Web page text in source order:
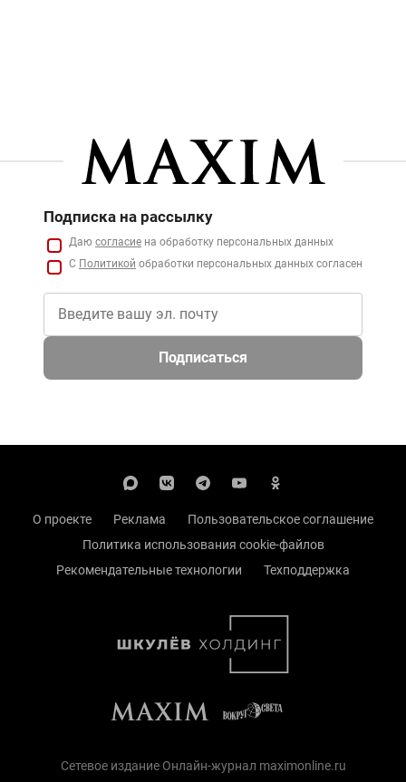
Подписка на рассылку
Даю согласие на обработку персональных данных
С Политикой обработки персональных данных согласен
Подписаться
О проекте Реклама
Пользовательское соглашение
Политика использования cookie-файлов
Рекомендательные технологии
Техподдержка
Сетевое издание Онлайн-журнал maximonline.ru